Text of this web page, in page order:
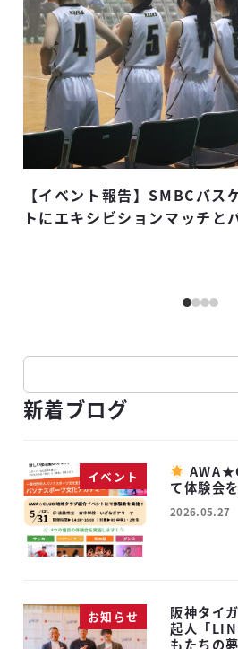
【イベント報告】SMBCバス
トにエキシビションマッチと
検
新着ブログ
イベント
て体験会
投稿日
2026.05.27
お知らせ
阪神タイ
起人「
もたちの